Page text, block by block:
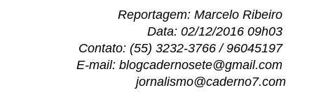
Reportagem: Marcelo Ribeiro
Data: 02/12/2016 09h03
Contato: (55) 3232-3766 / 96045197
E-mail: blogcadernosete@gmail.com
jornalismo@caderno7.com